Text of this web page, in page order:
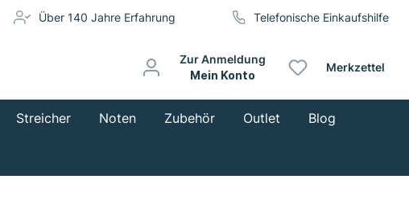
Über 140 Jahre Erfahrung Telefonische Einkaufshilfe
Zur Anmeldung
Mein Konto
Merkzettel
Streicher Noten Zubehör Outlet Blog